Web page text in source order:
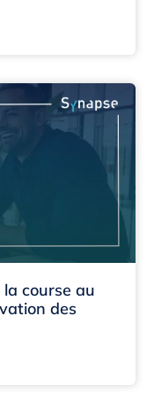
course au
des